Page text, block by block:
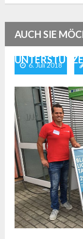
AUCH SIE
6. Juli 2018